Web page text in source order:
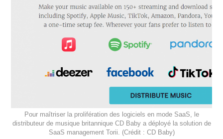
Pour maîtriser la prolifération des logiciels en mode SaaS, le
distributeur de musique britannique CD Baby a déployé la solution de
SaaS management Torii. (Crédit : CD Baby)